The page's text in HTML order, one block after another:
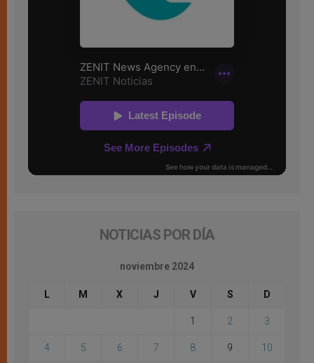
NOTICIAS POR DÍA
noviembre 2024
L M X J V S D
1 2 3
4 5 6 7 8 9 10